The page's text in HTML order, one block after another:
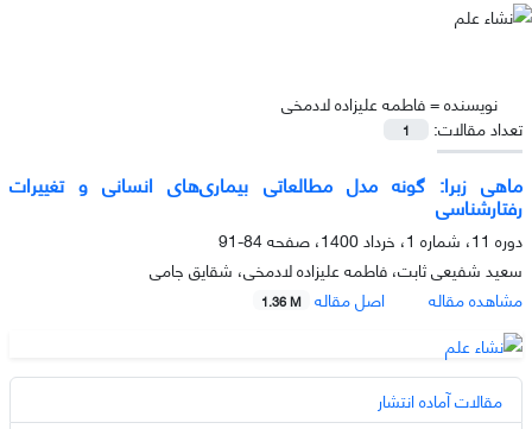
نویسنده =فاطمه علیزاده لادمخی
تعداد مقالات:
1
ماهی زبرا: گونه مدل مطالعاتی بیماری‌های انسانی و تغییرات
رفتارشناسی
دوره 11، شماره 1، خرداد 1400، صفحه
84-91
سعید شفیعی ثابت، فاطمه علیزاده لادمخی، شقایق جامی
مشاهده مقاله
اصل مقاله 1.36 M
مقالات آماده انتشار